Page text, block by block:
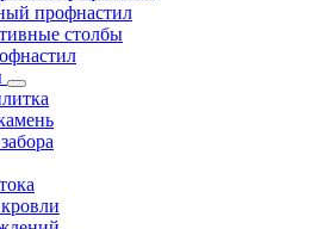
профнастил
столбы